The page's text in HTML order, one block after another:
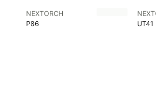
NEXTORCH
P86
UT41